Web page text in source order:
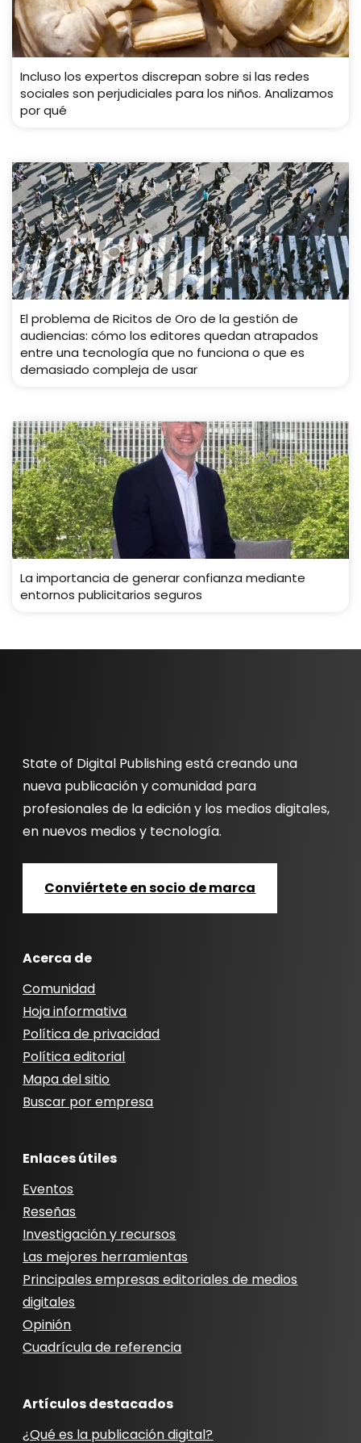
Incluso los expertos discrepan sobre si las redes
sociales son perjudiciales para los niños. Analizamos
por qué
El problema de Ricitos de Oro de la gestión de
audiencias: cómo los editores quedan atrapados
entre una tecnología que no funciona o que es
demasiado compleja de usar
La importancia de generar confianza mediante
entornos publicitarios seguros
State of Digital Publishing está creando una
nueva publicación y comunidad para
profesionales de la edición y los medios digitales,
en nuevos medios y tecnología.
Conviértete en socio de marca
Acerca de
Comunidad
Hoja informativa
Política de privacidad
Política editorial
Mapa del sitio
Buscar por empresa
Enlaces útiles
Eventos
Reseñas
Investigación y recursos
Las mejores herramientas
Principales empresas editoriales de medios
digitales
Opinión
Cuadrícula de referencia
Artículos destacados
¿Qué es la publicación digital?